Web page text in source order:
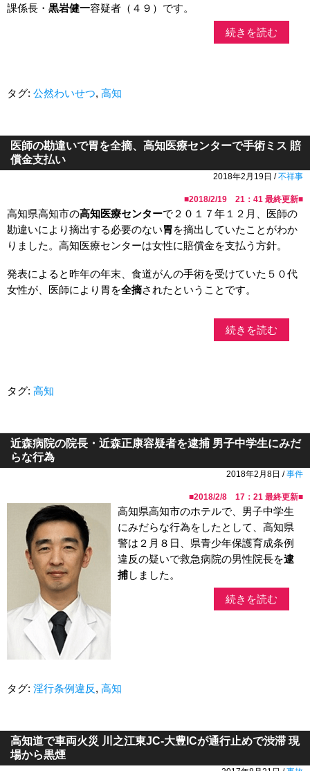
課係長・ 黒岩健一容疑者（４９）です。
続きを読む
タグ: 公然わいせつ, 高知
医師の勘違いで胃を全摘、高知医療センターで手術ミス 賠
償金支払い
2018年2月19日 /不祥事
■2018/2/19 21：41 最終更新■
高知県高知市の高知医療センターで２０１７年１２月、医師の
勘違いにより摘出する必要のない胃を摘出していたことがわか
りました。高知医療センターは女性に賠償金を支払う方針。
発表によると昨年の年末、食道がんの手術を受けていた５０代
女性が、医師により胃を全摘されたということです。
続きを読む
タグ: 高知
近森病院の院長・近森正康容疑者を逮捕 男子中学生にみだ
らな行為
2018年2月8日 /事件
■2018/2/8 17：21 最終更新■
高知県高知市のホテルで、男子中学生
にみだらな行為をしたとして、高知県
警は２月８日、県青少年保護育成条例
違反の疑いで救急病院の男性院長を逮
捕しました。
続きを読む
タグ: 淫行条例違反, 高知
高知道で車両火災 川之江東JC-大豊ICが通行止めで渋滞 現
場から黒煙